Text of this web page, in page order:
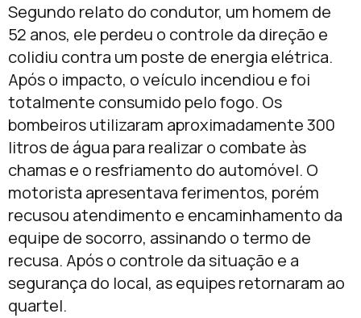
Segundo relato do condutor, um homem de
52 anos, ele perdeu o controle da direção e
colidiu contra um poste de energia elétrica.
Após o impacto, o veículo incendiou e foi
totalmente consumido pelo fogo. Os
bombeiros utilizaram aproximadamente 300
litros de água para realizar o combate às
chamas e o resfriamento do automóvel. O
motorista apresentava ferimentos, porém
recusou atendimento e encaminhamento da
equipe de socorro, assinando o termo de
recusa. Após o controle da situação e a
segurança do local, as equipes retornaram ao
quartel.